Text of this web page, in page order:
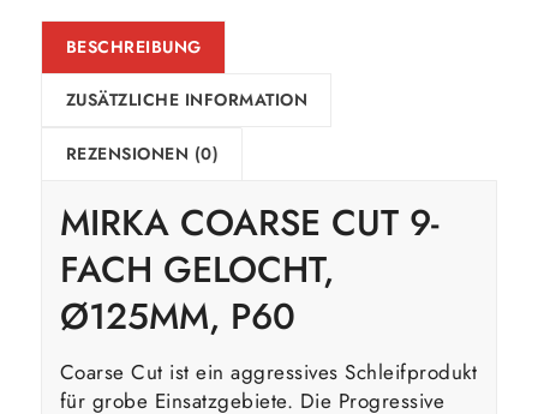
BESCHREIBUNG
ZUSÄTZLICHE INFORMATION
REZENSIONEN (0)
MIRKA COARSE CUT 9-
FACH GELOCHT,
Ø125MM, P60
Coarse Cut ist ein aggressives Schleifprodukt
für grobe Einsatzgebiete. Die Progressive